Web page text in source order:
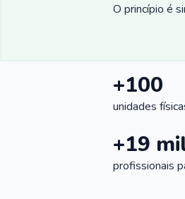
O princípio é
+100
unidades
+19
profissionais